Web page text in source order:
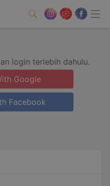
login terlebih dahulu.
Google
Facebook